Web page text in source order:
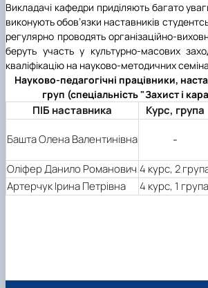
Викладачі кафедри приділяють багато
виконують обов’язки наставників
регулярно проводять організаційно-
беруть участь у культурно-масових
кваліфікацію на науково-методичних
Науково-педагогічні працівники,
груп (спеціальність "Захист і
ПІБ наставника
Курс, група
Башта Олена Валентинівна
-
Оліфер Данило Романович 4 курс, 2
Артерчук Ірина Петрівна
4 курс, 1 група